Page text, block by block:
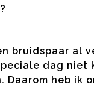
bruidspaar al
dag niet
heb ik